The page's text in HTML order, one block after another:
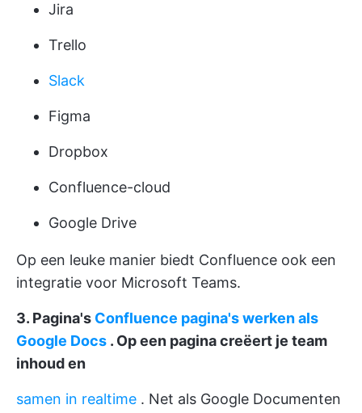
Jira
Trello
Slack
Figma
Dropbox
Confluence-cloud
Google Drive
Op een leuke manier biedt Confluence ook een
integratie voor Microsoft Teams.
3. Pagina's Confluence pagina's werken als
Google Docs . Op een pagina creëert je team
inhoud en
samen in realtime . Net als Google Documenten